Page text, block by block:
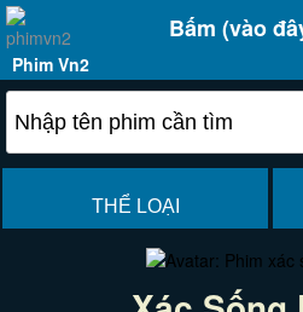
Bấm (vào
Phim Vn2
THỂ LOẠI